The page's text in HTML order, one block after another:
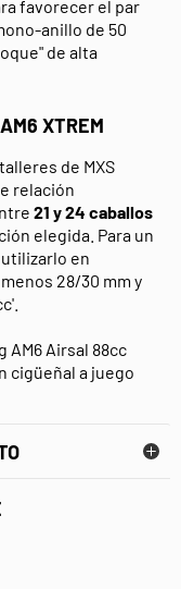
favorecer el par
anillo de 50
de alta
XTREM
de MXS
relación
21 y 24 caballos
elegida. Para un
en
28/30 mm y
Airsal 88cc
cigüeñal a juego